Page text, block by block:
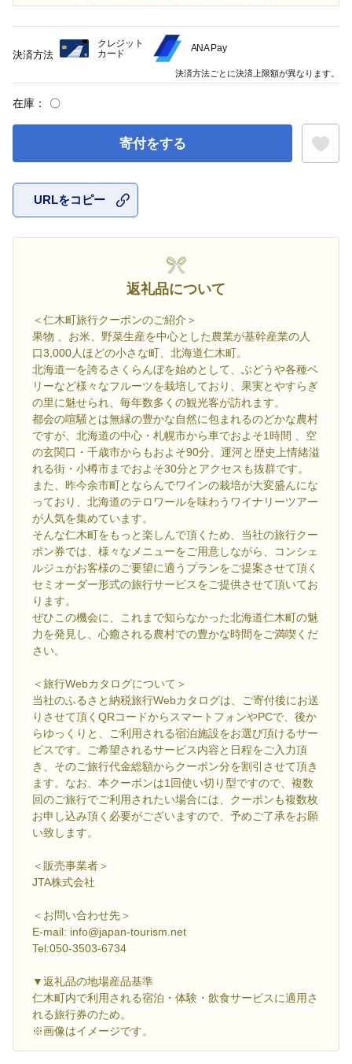
在庫： 〇
寄付をする
URLをコピー
返礼品について
＜仁木町旅行クーポンのご紹介＞
果物 、お米、野菜生産を中心とした農業が基幹産業の人
口3,000人ほどの小さな町、北海道仁木町。
北海道一を誇るさくらんぼを始めとして、ぶどうや各種ベ
リーなど様々なフルーツを栽培しており、果実とやすらぎ
の里に魅せられ、毎年数多くの観光客が訪れます。
都会の喧騒とは無縁の豊かな自然に包まれるのどかな農村
ですが、北海道の中心・札幌市から車でおよそ1時間 、空
の玄関口・千歳市からもおよそ90分、運河と歴史上情緒溢
れる街・小樽市までおよそ30分とアクセスも抜群です。
また、昨今余市町とならんでワインの栽培が大変盛んにな
っており、北海道のテロワールを味わうワイナリーツアー
が人気を集めています。
そんな仁木町をもっと楽しんで頂くため、当社の旅行クー
ポン券では、様々なメニューをご用意しながら、コンシェ
ルジュがお客様のご要望に適うプランをご提案させて頂く
セミオーダー形式の旅行サービスをご提供させて頂いてお
ります。
ぜひこの機会に、これまで知らなかった北海道仁木町の魅
力を発見し、心癒される農村での豊かな時間をご満喫くだ
さい。
＜旅行Webカタログについて＞
当社のふるさと納税旅行Webカタログは、ご寄付後にお送
りさせて頂くQRコードからスマートフォンやPCで、後か
らゆっくりと、ご利用される宿泊施設をお選び頂けるサー
ビスです。ご希望されるサービス内容と日程をご入力頂
き、そのご旅行代金総額からクーポン分を割引させて頂き
ます。なお、本クーポンは1回使い切り型ですので、複数
回のご旅行でご利用されたい場合には、クーポンも複数枚
お申し込み頂く必要がございますので、予めご了承をお願
い致します。
＜販売事業者＞
JTA株式会社
＜お問い合わせ先＞
E-mail: info@japan-tourism.net
Tel:050-3503-6734
▼返礼品の地場産品基準
仁木町内で利用される宿泊・体験・飲食サービスに適用さ
れる旅行券のため。
※画像はイメージです。
決済方法
クレジット
カード
ANA Pay
決済方法ごとに決済上限額が異なります。